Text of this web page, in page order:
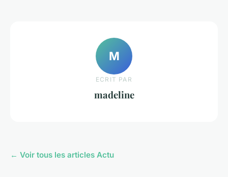
M
ECRIT PAR
madeline
← Voir tous les articles Actu